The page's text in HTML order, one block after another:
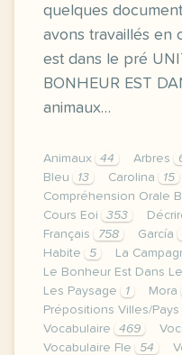
quelques
avons travaillés en
est dans le pré
BONHEUR EST
animaux…
Animaux 44 Arbres
Bleu
13 Carolina 15
Compréhension Orale
Cours Eoi
353
Français
758 García
Habite
5 La
Le Bonheur Est Dans
Les Paysage
1 Mora
Prépositions Villes/Pays
Vocabulaire
469
Vocabulaire Fle
54